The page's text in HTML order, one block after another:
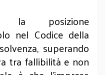
la posizione
nel Codice della
superando
tra fallibilità e non